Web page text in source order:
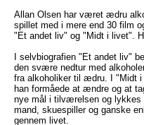
Allan Olsen har været ædru
spillet med i mere end 30 film
"Et andet liv" og "Midt i livet".
I selvbiografien "Et andet liv"
den svære nedtur med
fra alkoholiker til ædru. I "Midt i
han formåede at ændre og at
nye mål i tilværelsen og
mand, skuespiller og ganske
gennem livet.